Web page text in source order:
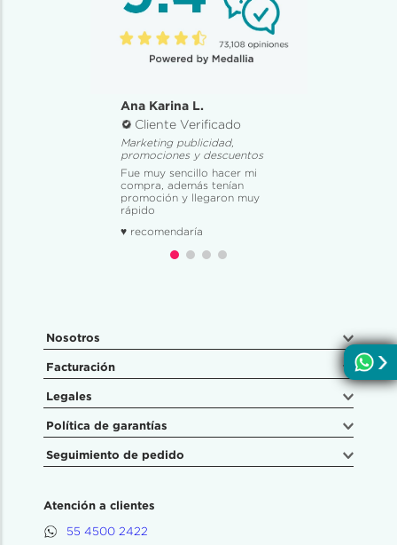
Ana Karina L.
Cliente Verificado
Marketing publicidad,
promociones y descuentos
Fue muy sencillo hacer mi
compra, además tenían
promoción y llegaron muy
rápido
♥ recomendaría
Nosotros
Facturación
Legales
Política de garantías
Seguimiento de pedido
Atención a clientes
55 4500 2422